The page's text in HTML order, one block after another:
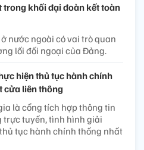
trong khối đại đoàn kết toàn
nước ngoài có vai trò quan
lối đối ngoại của Đảng.
hiện thủ tục hành chính
cửa liên thông
là cổng tích hợp thông tin
trực tuyến, tình hình giải
tục hành chính thống nhất